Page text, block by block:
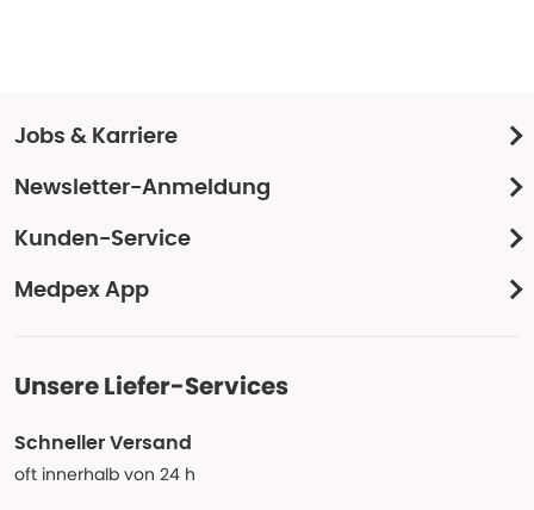
Jobs & Karriere
Newsletter-Anmeldung
Kunden-Service
Medpex App
Unsere Liefer-Services
Schneller Versand
oft innerhalb von 24 h